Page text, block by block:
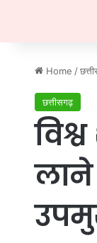
Home /
छत्तीसगढ़